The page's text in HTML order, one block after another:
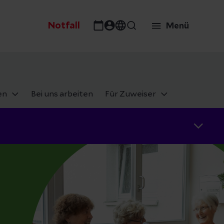
Notfall Menü
Bei uns arbeiten Für Zuweiser